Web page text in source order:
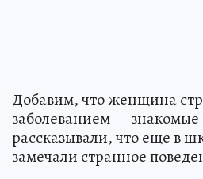
Добавим, что женщина
заболеванием — знакомые
рассказывали, что еще в
замечали странное